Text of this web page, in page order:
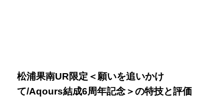
松浦果南UR限定＜願いを追いかけ
て/Aqours結成6周年記念＞の特技と評価